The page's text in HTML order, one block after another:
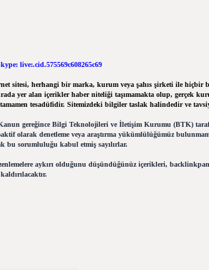
live:.cid.575569c608265c69
sitesi, herhangi bir marka, kurum veya şahıs şirketi ile hiçbir
yer alan içerikler haber niteliği taşımamakta olup, gerçek
tesadüfidir. Sitemizdeki bilgiler taslak halindedir ve
gereğince Bilgi Teknolojileri ve İletişim Kurumu (BTK)
olarak denetleme veya araştırma yükümlülüğümüz
bu sorumluluğu kabul etmiş sayılırlar.
aykırı olduğunu düşündüğünüz içerikleri,